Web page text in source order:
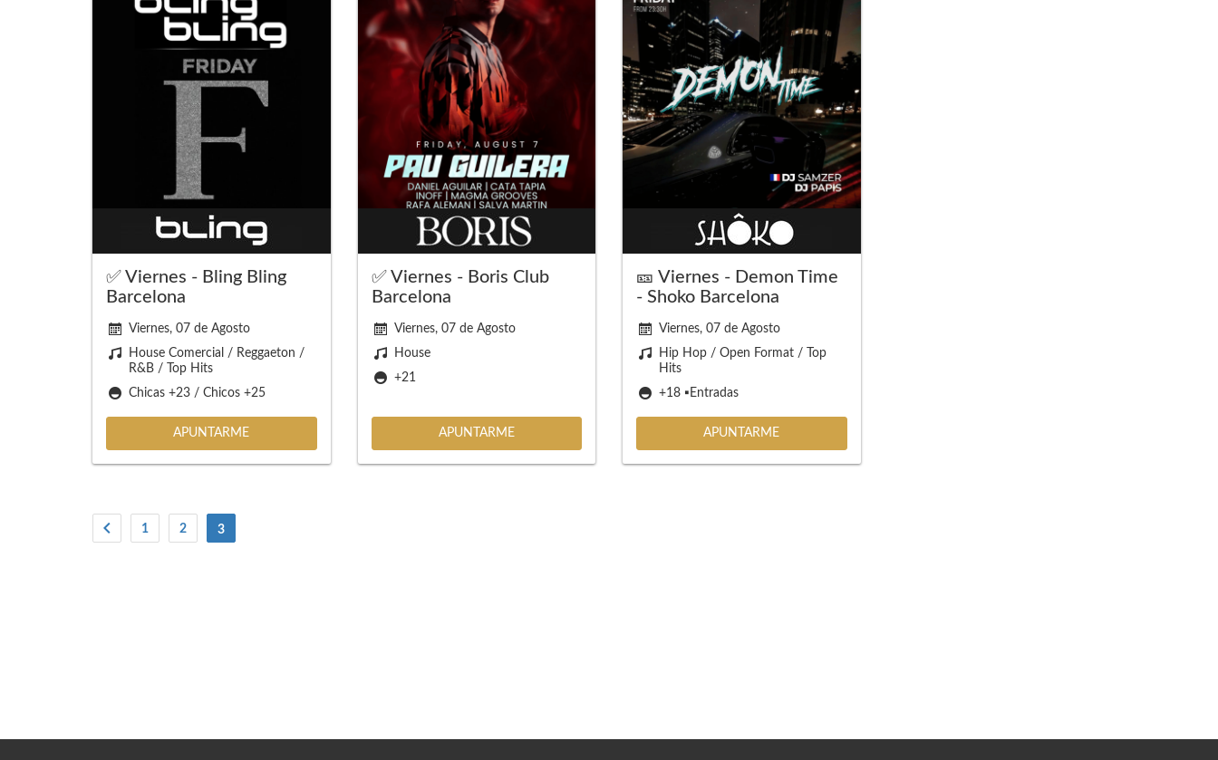
✅ Viernes - Bling Bling
Barcelona
Viernes, 07 de Agosto
House Comercial / Reggaeton /
R&B / Top Hits
Chicas +23 / Chicos +25
APUNTARME
✅ Viernes - Boris Club
Barcelona
Viernes, 07 de Agosto
House
+21
APUNTARME
🎫 Viernes - Demon Time
- Shoko Barcelona
Viernes, 07 de Agosto
Hip Hop / Open Format / Top
Hits
+18 ▪️Entradas
APUNTARME
1 2 3(current)